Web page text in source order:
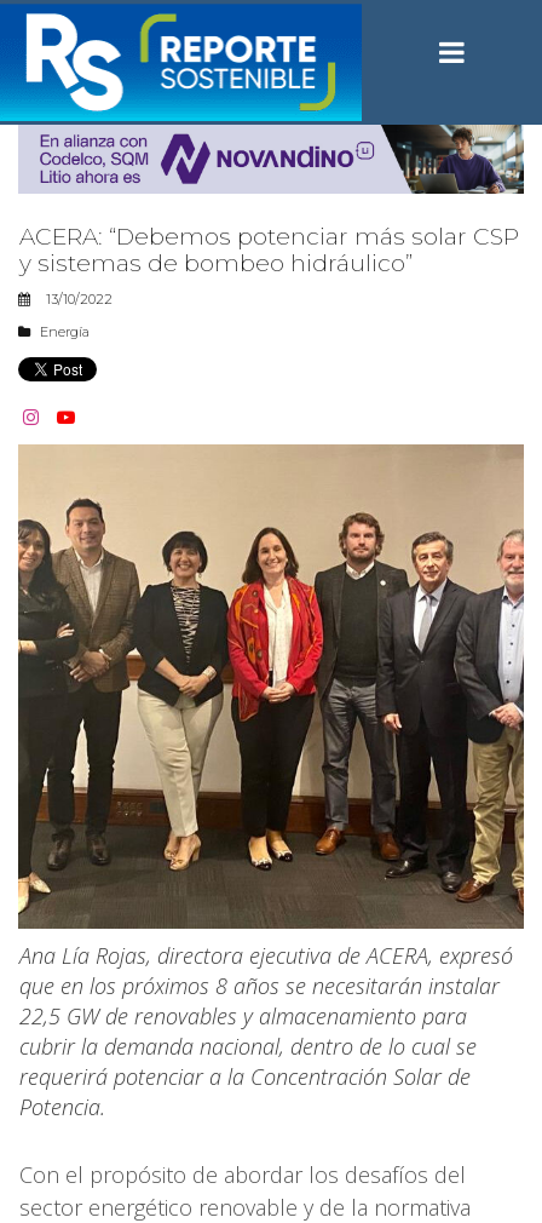
ACERA: “Debemos potenciar más solar CSP
y sistemas de bombeo hidráulico”
13/10/2022
Energía
 
Ana Lía Rojas, directora ejecutiva de ACERA, expresó
que en los próximos 8 años se necesitarán instalar
22,5 GW de renovables y almacenamiento para
cubrir la demanda nacional, dentro de lo cual se
requerirá potenciar a la Concentración Solar de
Potencia.
Con el propósito de abordar los desafíos del
sector energético renovable y de la normativa